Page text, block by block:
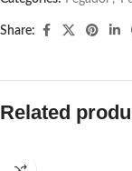
Share:
Related